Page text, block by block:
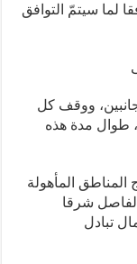
لما سيتمّ التوافق
ووقف كل
طوال مدة هذه
المناطق المأهولة
شرقا
تبادل